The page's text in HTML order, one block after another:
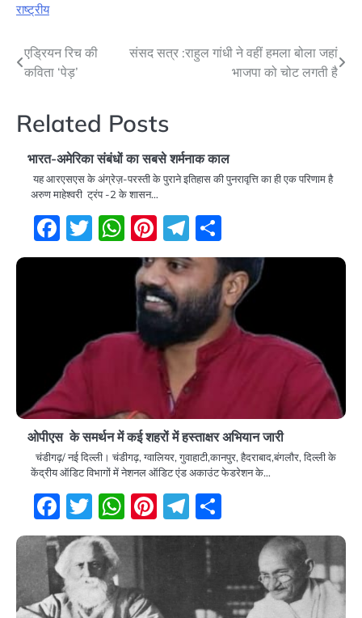
राष्ट्रीय
Post
navigation
एड्रियन रिच की
कविता ‘पेड़’
संसद सत्र :राहुल गांधी ने वहीं हमला बोला जहां
भाजपा को चोट लगती है
Related Posts
भारत-अमेरिका संबंधों का सबसे शर्मनाक काल
यह आरएसएस के अंग्रेज़-परस्ती के पुराने इतिहास की पुनरावृत्ति का ही एक परिणाम है
अरुण माहेश्वरी ट्रंप -2 के शासन…
Facebook
Twitter
WhatsApp
Pinterest
Telegram
ओपीएस के समर्थन में कई शहरों में हस्ताक्षर अभियान जारी
चंडीगढ़/ नई दिल्ली। चंडीगढ़, ग्वालियर, गुवाहाटी,कानपुर, हैदराबाद,बंगलौर, दिल्ली के
केंद्रीय ऑडिट विभागों में नेशनल ऑडिट एंड अकाउंट फेडरेशन के…
Facebook
Twitter
WhatsApp
Pinterest
Telegram